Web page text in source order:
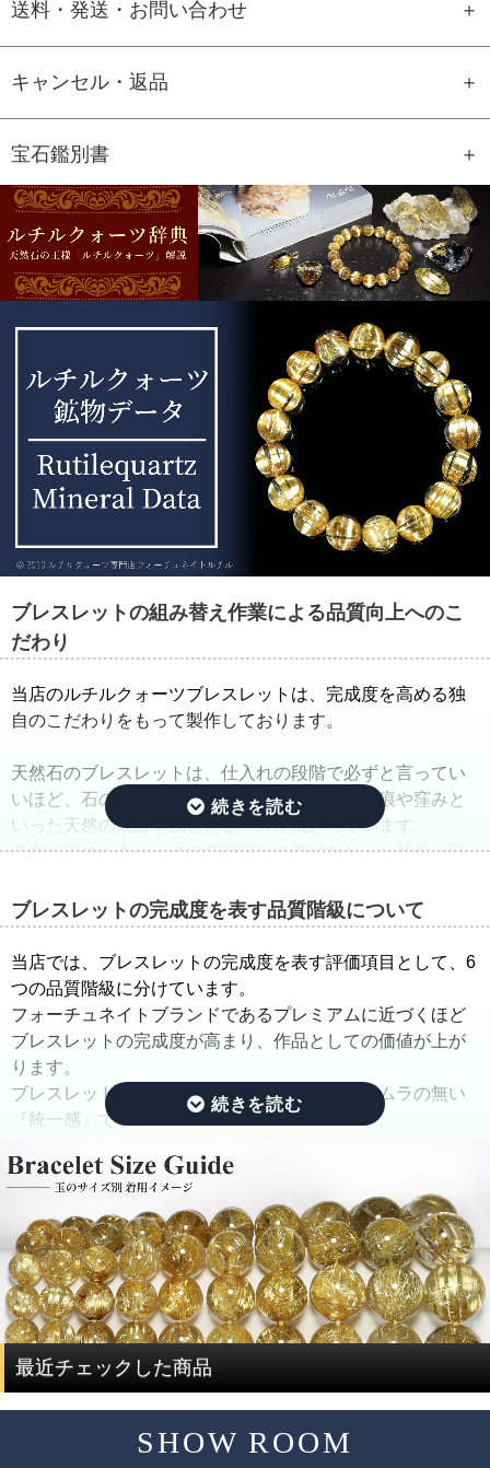
送料・発送・お問い合わせ
キャンセル・返品
宝石鑑別書
GEM REPORT
ご注文商品の宝石鑑別書をご用意す
ることもできます。
ブレスレットの組み替え作業による品質向上へのこ
だわり
当店のルチルクォーツブレスレットは、完成度を高める独
自のこだわりをもって製作しております。
天然石のブレスレットは、仕入れの段階で必ずと言ってい
いほど、石の品質のバラつきが生じ、クラック痕や窪みと
いった天然の痕跡を残したビーズが混ざっています。
表面に現れたクラックや空洞部分の磨けなかった箇所、部
ばれています。
そこで当店では、ルチルクォーツブレスレットを仕入れた
ままの状態でご紹介するのではなく、手間ひまをかけた
「組み替え作業」を行っています。
この作業では、ルチルのタイプ(ルチルの入り方、ルチルの
太さ、ルチルの色味、ルチルの内包量)と、水晶の透明度を
できる限り揃えるように努めています。
限り取り除き、ブレスレットを組み直すことで、製品とし
ての品質を大幅に高めています。
通常、この組み替え作業を行うには、同じサイズ、同じ品
質のブレスレットを複数用意する必要があり、費用がかさ
んでしまい容易なことではありません。
ですが、ルチルクォーツに特化した専門店だからこそ、一
サイズ毎に本数も揃うことで、この組み替え作業を可能と
ただし、希少性の高いルチルクォーツは、仕入れのチャン
ブレスレットの完成度を表す品質階級について
当店では、ブレスレットの完成度を表す評価項目として、6
つの品質階級に分けています。
フォーチュネイトブランドであるプレミアムに近づくほど
ブレスレットの完成度が高まり、作品としての価値が上が
ります。
ブレスレットの完成度を決める基準は、品質にムラの無い
『統一感』です。
その統一感とは何かをご説明したいと思います。
ルチルクォーツは、水晶にルチルが内包されている鉱物で
す。
ルチルクォーツを評価する際には、ルチルと水晶で分けて
評価する必要があります。
ルチルクォーツの評価は、「ルチル」「水晶」の2つの要素
で決まります。
基準となる評価ポイント
最近チェックした商品
SHOW ROOM